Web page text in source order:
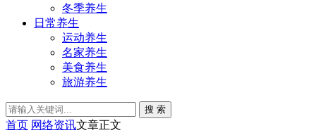
冬季养生
日常养生
运动养生
名家养生
美食养生
旅游养生
搜 索
首页 网络资讯文章正文